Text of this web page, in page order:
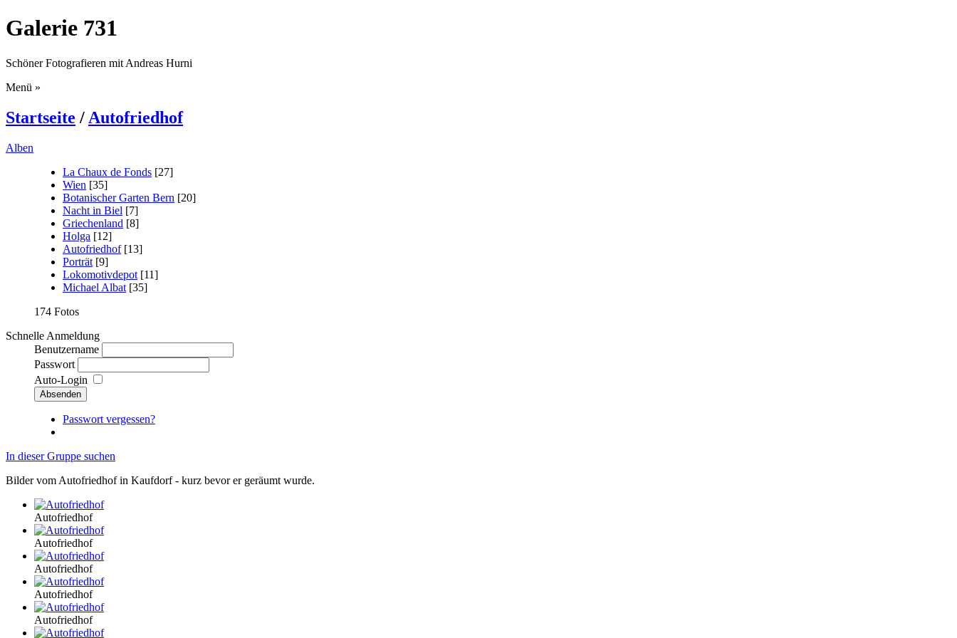
Galerie 731
Schöner Fotografieren mit Andreas Hurni
Menü »
Startseite / Autofriedhof
Alben
La Chaux de Fonds [27]
Wien [35]
Botanischer Garten Bern [20]
Nacht in Biel [7]
Griechenland [8]
Holga [12]
Autofriedhof [13]
Porträt [9]
Lokomotivdepot [11]
Michael Albat [35]
174 Fotos
Schnelle Anmeldung
Benutzername
Passwort
Auto-Login
Passwort vergessen?
In dieser Gruppe suchen
Bilder vom Autofriedhof in Kaufdorf - kurz bevor er geräumt wurde.
Autofriedhof
Autofriedhof
Autofriedhof
Autofriedhof
Autofriedhof